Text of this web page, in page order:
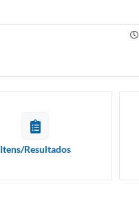
Itens/Resultados